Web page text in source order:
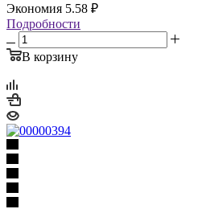
Экономия 5.58 ₽
Подробности
В корзину